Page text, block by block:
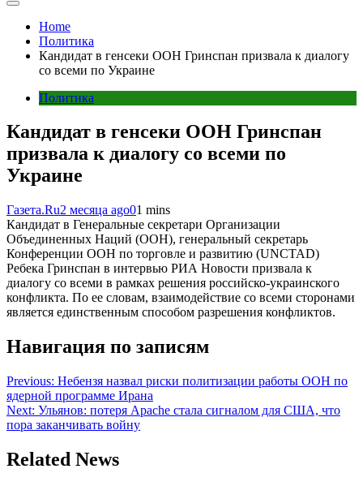
Home
Политика
Кандидат в генсеки ООН Гринспан призвала к диалогу
со всеми по Украине
Политика
Кандидат в генсеки ООН Гринспан
призвала к диалогу со всеми по
Украине
Газета.Ru2 месяца ago01 mins
Кандидат в Генеральные секретари Организации
Объединенных Наций (ООН), генеральный секретарь
Конференции ООН по торговле и развитию (UNCTAD)
Ребека Гринспан в интервью РИА Новости призвала к
диалогу со всеми в рамках решения российско-украинского
конфликта. По ее словам, взаимодействие со всеми сторонами
является единственным способом разрешения конфликтов.
Навигация по записям
Previous: Небензя назвал риски политизации работы ООН по
ядерной программе Ирана
Next: Ульянов: потеря Apache стала сигналом для США, что
пора заканчивать войну
Related News